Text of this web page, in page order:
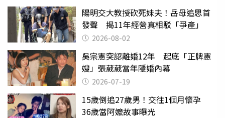
陽明交大教授砍死妹夫！岳母追思首
發聲 揭11年經營真相駁「爭產」
2026-08-02
吳宗憲突認離婚12年 起底「正牌憲
嫂」張葳葳當年隱婚內幕
2026-07-19
15歲倒追27歲男！交往1個月懷孕
36歲當阿嬤故事曝光